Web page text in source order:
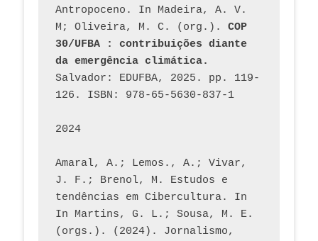
Antropoceno. In Madeira, A. V.
M; Oliveira, M. C. (org.). COP
30/UFBA : contribuições diante
da emergência climática.
Salvador: EDUFBA, 2025. pp. 119-
126. ISBN: 978-65-5630-837-1
2024
Amaral, A.; Lemos., A.; Vivar,
J. F.; Brenol, M. Estudos e
tendências em Cibercultura. In
In Martins, G. L.; Sousa, M. E.
(orgs.). (2024). Jornalismo,